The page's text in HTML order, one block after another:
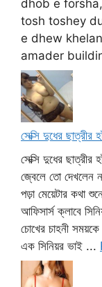
dhob e
tosh toshey
e dhew
amader
সেক্সি দুধের ছাত্রীর
সেক্সি দুধের ছাত্রীর
জ্বেলে তো দেখলেন
পড়া মেয়েটার কথা
আফিসার্স ক্লাবে
চোখের চাহনী
এক সিনিয়র ভাই ...